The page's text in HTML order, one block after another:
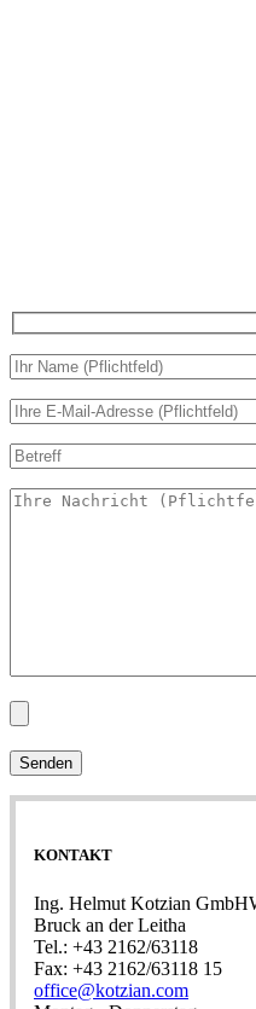
Senden
KONTAKT
Ing. Helmut Kotzian
Bruck an der Leitha
Tel.: +43 2162/63118
Fax: +43 2162/63118 15
office@kotzian.com